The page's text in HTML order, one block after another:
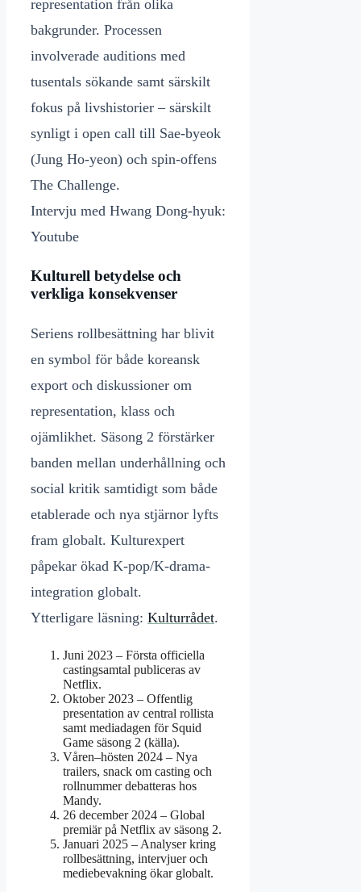
representation från olika
bakgrunder. Processen
involverade auditions med
tusentals sökande samt särskilt
fokus på livshistorier – särskilt
synligt i open call till Sae-byeok
(Jung Ho-yeon) och spin-offens
The Challenge.
Intervju med Hwang Dong-hyuk:
Youtube
Kulturell betydelse och
verkliga konsekvenser
Seriens rollbesättning har blivit
en symbol för både koreansk
export och diskussioner om
representation, klass och
ojämlikhet. Säsong 2 förstärker
banden mellan underhållning och
social kritik samtidigt som både
etablerade och nya stjärnor lyfts
fram globalt. Kulturexpert
påpekar ökad K-pop/K-drama-
integration globalt.
Ytterligare läsning: Kulturrådet.
Juni 2023 – Första officiella
castingsamtal publiceras av
Netflix.
Oktober 2023 – Offentlig
presentation av central rollista
samt mediadagen för Squid
Game säsong 2 (källa).
Våren–hösten 2024 – Nya
trailers, snack om casting och
rollnummer debatteras hos
Mandy.
26 december 2024 – Global
premiär på Netflix av säsong 2.
Januari 2025 – Analyser kring
rollbesättning, intervjuer och
mediebevakning ökar globalt.